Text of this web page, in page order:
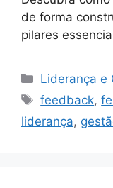
de forma
pilares
Categorias
Liderança e
Tags
feedback,
liderança,